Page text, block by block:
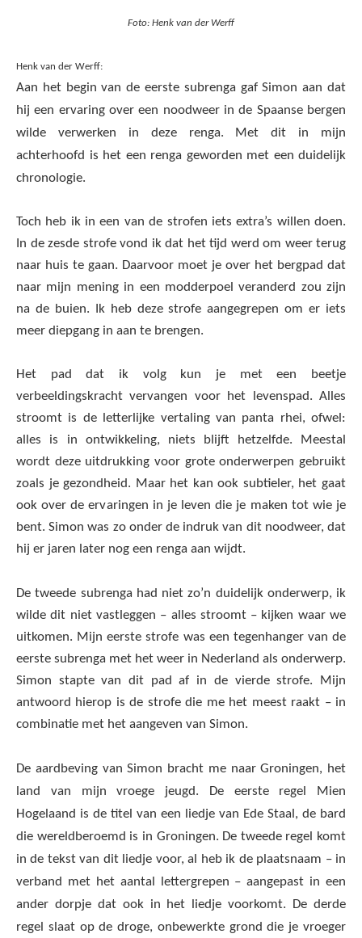
Foto: Henk van der Werff
Henk van der Werff:
Aan het begin van de eerste subrenga gaf Simon aan dat
hij een ervaring over een noodweer in de Spaanse bergen
wilde verwerken in deze renga. Met dit in mijn
achterhoofd is het een renga geworden met een duidelijk
chronologie.
Toch heb ik in een van de strofen iets extra’s willen doen.
In de zesde strofe vond ik dat het tijd werd om weer terug
naar huis te gaan. Daarvoor moet je over het bergpad dat
naar mijn mening in een modderpoel veranderd zou zijn
na de buien. Ik heb deze strofe aangegrepen om er iets
meer diepgang in aan te brengen.
Het pad dat ik volg kun je met een beetje
verbeeldingskracht vervangen voor het levenspad. Alles
stroomt is de letterlijke vertaling van panta rhei, ofwel:
alles is in ontwikkeling, niets blijft hetzelfde. Meestal
wordt deze uitdrukking voor grote onderwerpen gebruikt
zoals je gezondheid. Maar het kan ook subtieler, het gaat
ook over de ervaringen in je leven die je maken tot wie je
bent. Simon was zo onder de indruk van dit noodweer, dat
hij er jaren later nog een renga aan wijdt.
De tweede subrenga had niet zo’n duidelijk onderwerp, ik
wilde dit niet vastleggen – alles stroomt – kijken waar we
uitkomen. Mijn eerste strofe was een tegenhanger van de
eerste subrenga met het weer in Nederland als onderwerp.
Simon stapte van dit pad af in de vierde strofe. Mijn
antwoord hierop is de strofe die me het meest raakt – in
combinatie met het aangeven van Simon.
De aardbeving van Simon bracht me naar Groningen, het
land van mijn vroege jeugd. De eerste regel Mien
Hogelaand is de titel van een liedje van Ede Staal, de bard
die wereldberoemd is in Groningen. De tweede regel komt
in de tekst van dit liedje voor, al heb ik de plaatsnaam – in
verband met het aantal lettergrepen – aangepast in een
ander dorpje dat ook in het liedje voorkomt. De derde
regel slaat op de droge, onbewerkte grond die je vroeger